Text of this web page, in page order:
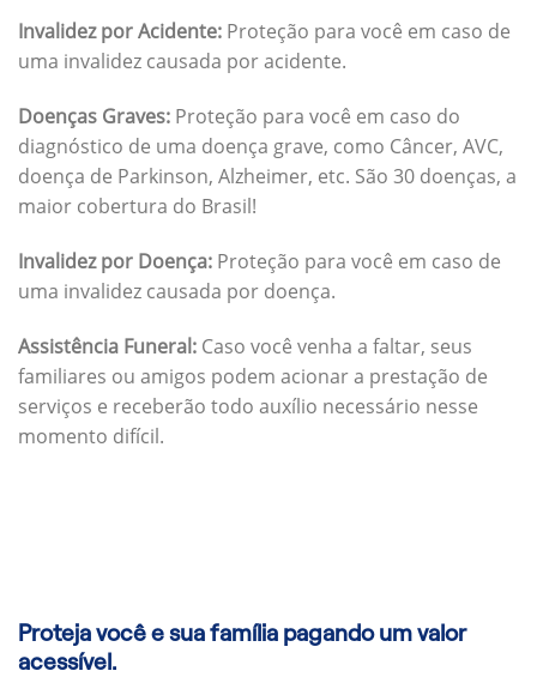
Invalidez por Acidente: Proteção para você em caso de
uma invalidez causada por acidente.
Doenças Graves: Proteção para você em caso do
diagnóstico de uma doença grave, como Câncer, AVC,
doença de Parkinson, Alzheimer, etc. São 30 doenças, a
maior cobertura do Brasil!
Invalidez por Doença: Proteção para você em caso de
uma invalidez causada por doença.
Assistência Funeral: Caso você venha a faltar, seus
familiares ou amigos podem acionar a prestação de
serviços e receberão todo auxílio necessário nesse
momento difícil.
Proteja você e sua família pagando um valor
acessível.